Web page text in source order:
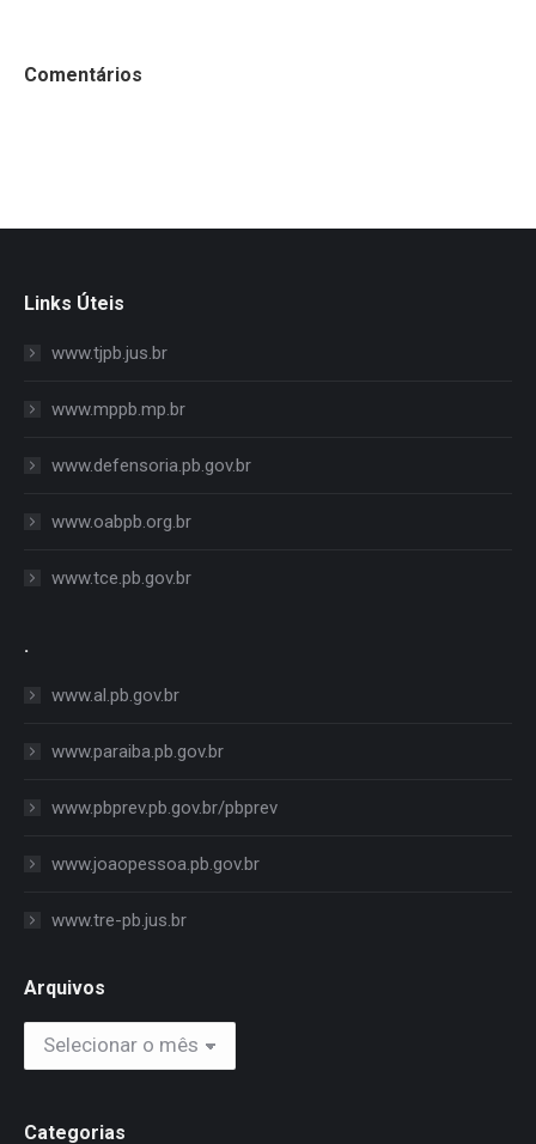
Comentários
Links Úteis
www.tjpb.jus.br
www.mppb.mp.br
www.defensoria.pb.gov.br
www.oabpb.org.br
www.tce.pb.gov.br
.
www.al.pb.gov.br
www.paraiba.pb.gov.br
www.pbprev.pb.gov.br/pbprev
www.joaopessoa.pb.gov.br
www.tre-pb.jus.br
Arquivos
Arquivos
Categorias